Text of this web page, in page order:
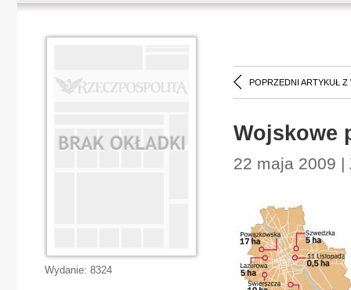
POPRZEDNI ARTYKUŁ Z
Wojskowe
22 maja 2009 |
Wydanie: 8324